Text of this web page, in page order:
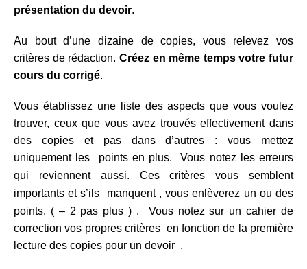
présentation du devoir.
Au bout d’une dizaine de copies, vous relevez vos
critères de rédaction. Créez en même temps votre futur
cours du corrigé.
Vous établissez une liste des aspects que vous voulez
trouver, ceux que vous avez trouvés effectivement dans
des copies et pas dans d’autres : vous mettez
uniquement les points en plus. Vous notez les erreurs
qui reviennent aussi. Ces critères vous semblent
importants et s’ils manquent , vous enlèverez un ou des
points. ( – 2 pas plus ) . Vous notez sur un cahier de
correction vos propres critères en fonction de la première
lecture des copies pour un devoir .